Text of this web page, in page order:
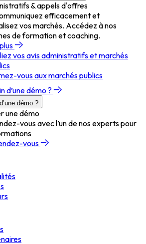
& appels d'offres
efficacement et
vos marchés. Accédez à nos
de formation et coaching.
vos avis administratifs et marchés
vous aux marchés publics
d’une démo ?
démo ?
une démo
vous avec l’un de nos experts pour
vous